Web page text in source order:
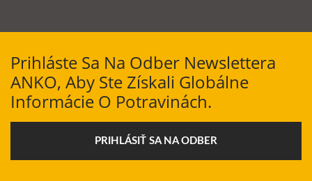
Prihláste Sa Na Odber Newslettera
ANKO, Aby Ste Získali Globálne
Informácie O Potravinách.
PRIHLÁSIŤ SA NA ODBER